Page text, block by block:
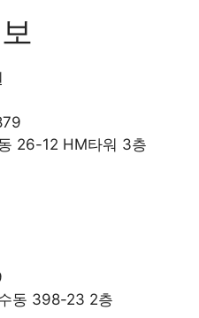
26-12 HM타워 3층
동 398-23 2층